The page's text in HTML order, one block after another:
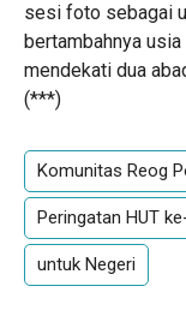
sesi foto sebagai
bertambahnya
mendekati dua
(***)
Komunitas Reog
Peringatan HUT
untuk Negeri